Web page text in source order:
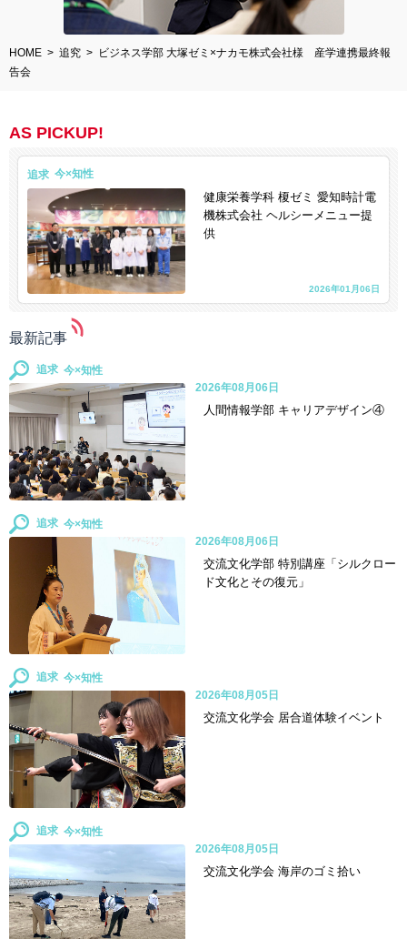
HOME 追究
ビジネス学部 大塚ゼミ×ナカモ株式会社様 産学連携最終報
告会
AS PICKUP!
追求
健康栄養学科 榎ゼミ 愛知時計電
機株式会社 ヘルシーメニュー提
供
2026年01月06日
最新記事
追求
人間情報学部 キャリアデザイン④
2026年08月06日
追求
交流文化学部 特別講座「シルクロー
ド文化とその復元」
2026年08月06日
追求
交流文化学会 居合道体験イベント
2026年08月05日
追求
交流文化学会 海岸のゴミ拾い
2026年08月05日